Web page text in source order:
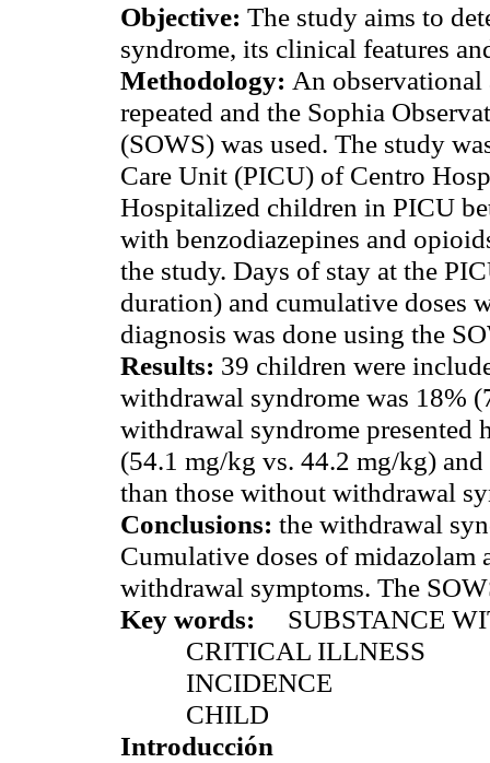
Objective: The study aims to
syndrome, its clinical features
Methodology: An observational
repeated and the Sophia
(SOWS) was used. The study
Care Unit (PICU) of Centro
Hospitalized children in PICU
with benzodiazepines and
the study. Days of stay at the
duration) and cumulative doses
diagnosis was done using the
Results: 39 children were
withdrawal syndrome was 18%
withdrawal syndrome presented
(54.1 mg/kg vs. 44.2 mg/kg)
than those without withdrawal
Conclusions: the withdrawal
Cumulative doses of
withdrawal symptoms. The
Key words:
SUBSTANCE
CRITICAL ILLNESS
INCIDENCE
CHILD
Introducción